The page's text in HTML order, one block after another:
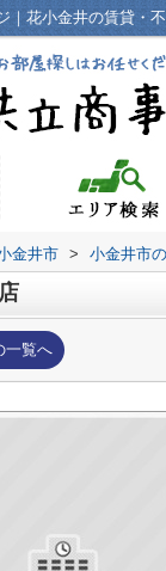
｜花小金井の賃貸・
金井市 > 小金井市
一覧へ